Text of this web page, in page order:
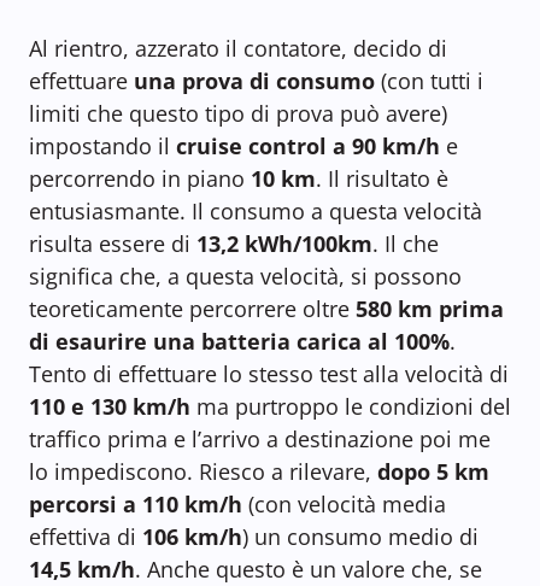
Al rientro, azzerato il contatore, decido di
effettuare una prova di consumo (con tutti i
limiti che questo tipo di prova può avere)
impostando il cruise control a 90 km/h e
percorrendo in piano 10 km. Il risultato è
entusiasmante. Il consumo a questa velocità
risulta essere di 13,2 kWh/100km. Il che
significa che, a questa velocità, si possono
teoreticamente percorrere oltre 580 km prima
di esaurire una batteria carica al 100%.
Tento di effettuare lo stesso test alla velocità di
110 e 130 km/h ma purtroppo le condizioni del
traffico prima e l’arrivo a destinazione poi me
lo impediscono. Riesco a rilevare, dopo 5 km
percorsi a 110 km/h (con velocità media
effettiva di 106 km/h) un consumo medio di
14,5 km/h. Anche questo è un valore che, se